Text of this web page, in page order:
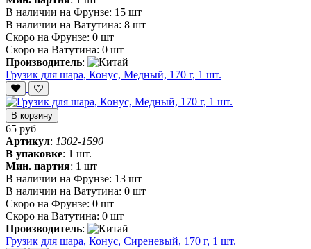
В наличии на Фрунзе: 15 шт
В наличии на Ватутина: 8 шт
Скоро на Фрунзе: 0 шт
Скоро на Ватутина: 0 шт
Производитель:
Грузик для шара, Конус, Медный, 170 г, 1 шт.
В корзину
65 руб
Артикул: 1302-1590
В упаковке: 1 шт.
Мин. партия: 1 шт
В наличии на Фрунзе: 13 шт
В наличии на Ватутина: 0 шт
Скоро на Фрунзе: 0 шт
Скоро на Ватутина: 0 шт
Производитель:
Грузик для шара, Конус, Сиреневый, 170 г, 1 шт.